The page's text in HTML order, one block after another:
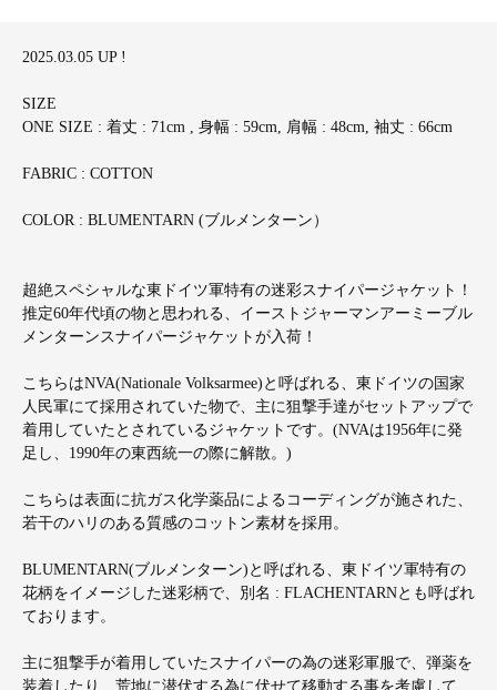
2025.03.05 UP !
SIZE
ONE SIZE : 着丈 : 71cm , 身幅 : 59cm, 肩幅 : 48cm, 袖丈 : 66cm
FABRIC : COTTON
COLOR : BLUMENTARN (ブルメンターン）
超絶スペシャルな東ドイツ軍特有の迷彩スナイパージャケット！
推定60年代頃の物と思われる、イーストジャーマンアーミーブル
メンターンスナイパージャケットが入荷！
こちらはNVA(Nationale Volksarmee)と呼ばれる、東ドイツの国家
人民軍にて採用されていた物で、主に狙撃手達がセットアップで
着用していたとされているジャケットです。(NVAは1956年に発
足し、1990年の東西統一の際に解散。)
こちらは表面に抗ガス化学薬品によるコーディングが施された、
若干のハリのある質感のコットン素材を採用。
BLUMENTARN(ブルメンターン)と呼ばれる、東ドイツ軍特有の
花柄をイメージした迷彩柄で、別名 : FLACHENTARNとも呼ばれ
ております。
主に狙撃手が着用していたスナイパーの為の迷彩軍服で、弾薬を
装着したり、荒地に潜伏する為に伏せて移動する事を考慮して、